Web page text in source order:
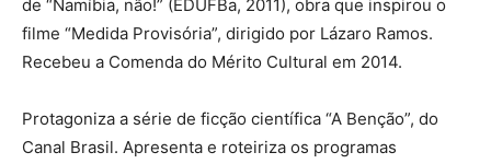
de “Namíbia, não!” (EDUFBa, 2011), obra que inspirou o
filme “Medida Provisória”, dirigido por Lázaro Ramos.
Recebeu a Comenda do Mérito Cultural em 2014.
Protagoniza a série de ficção científica “A Benção”, do
Canal Brasil. Apresenta e roteiriza os programas